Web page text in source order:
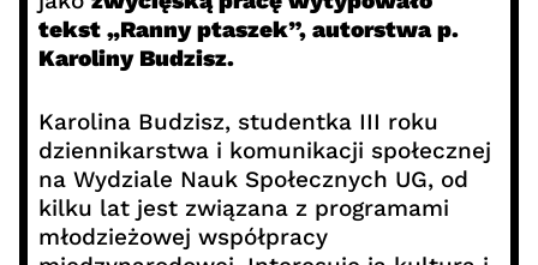
tekst „Ranny ptaszek”, autorstwa p.
Karoliny Budzisz.
Karolina Budzisz, studentka III roku
dziennikarstwa i komunikacji społecznej
na Wydziale Nauk Społecznych UG, od
kilku lat jest związana z programami
młodzieżowej współpracy